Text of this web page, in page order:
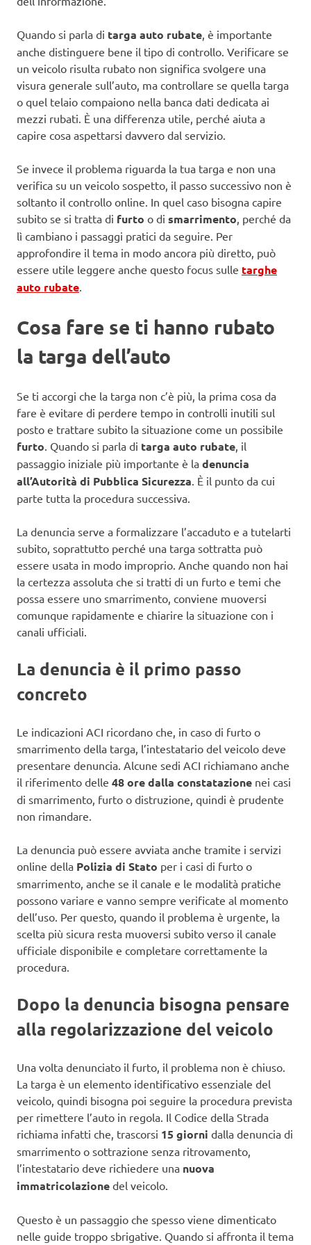
Quando si parla di targa auto rubate, è importante
anche distinguere bene il tipo di controllo. Verificare se
un veicolo risulta rubato non significa svolgere una
visura generale sull’auto, ma controllare se quella targa
o quel telaio compaiono nella banca dati dedicata ai
mezzi rubati. È una differenza utile, perché aiuta a
capire cosa aspettarsi davvero dal servizio.
Se invece il problema riguarda la tua targa e non una
verifica su un veicolo sospetto, il passo successivo non è
soltanto il controllo online. In quel caso bisogna capire
subito se si tratta di furto o di smarrimento, perché da
lì cambiano i passaggi pratici da seguire. Per
approfondire il tema in modo ancora più diretto, può
essere utile leggere anche questo focus sulle targhe
auto rubate.
Cosa fare se ti hanno rubato
la targa dell’auto
Se ti accorgi che la targa non c’è più, la prima cosa da
fare è evitare di perdere tempo in controlli inutili sul
posto e trattare subito la situazione come un possibile
furto. Quando si parla di targa auto rubate, il
passaggio iniziale più importante è la denuncia
all’Autorità di Pubblica Sicurezza. È il punto da cui
parte tutta la procedura successiva.
La denuncia serve a formalizzare l’accaduto e a tutelarti
subito, soprattutto perché una targa sottratta può
essere usata in modo improprio. Anche quando non hai
la certezza assoluta che si tratti di un furto e temi che
possa essere uno smarrimento, conviene muoversi
comunque rapidamente e chiarire la situazione con i
canali ufficiali.
La denuncia è il primo passo
concreto
Le indicazioni ACI ricordano che, in caso di furto o
smarrimento della targa, l’intestatario del veicolo deve
presentare denuncia. Alcune sedi ACI richiamano anche
il riferimento delle 48 ore dalla constatazione nei casi
di smarrimento, furto o distruzione, quindi è prudente
non rimandare.
La denuncia può essere avviata anche tramite i servizi
online della Polizia di Stato per i casi di furto o
smarrimento, anche se il canale e le modalità pratiche
possono variare e vanno sempre verificate al momento
dell’uso. Per questo, quando il problema è urgente, la
scelta più sicura resta muoversi subito verso il canale
ufficiale disponibile e completare correttamente la
procedura.
Dopo la denuncia bisogna pensare
alla regolarizzazione del veicolo
Una volta denunciato il furto, il problema non è chiuso.
La targa è un elemento identificativo essenziale del
veicolo, quindi bisogna poi seguire la procedura prevista
per rimettere l’auto in regola. Il Codice della Strada
richiama infatti che, trascorsi 15 giorni dalla denuncia di
smarrimento o sottrazione senza ritrovamento,
l’intestatario deve richiedere una nuova
immatricolazione del veicolo.
Questo è un passaggio che spesso viene dimenticato
nelle guide troppo sbrigative. Quando si affronta il tema